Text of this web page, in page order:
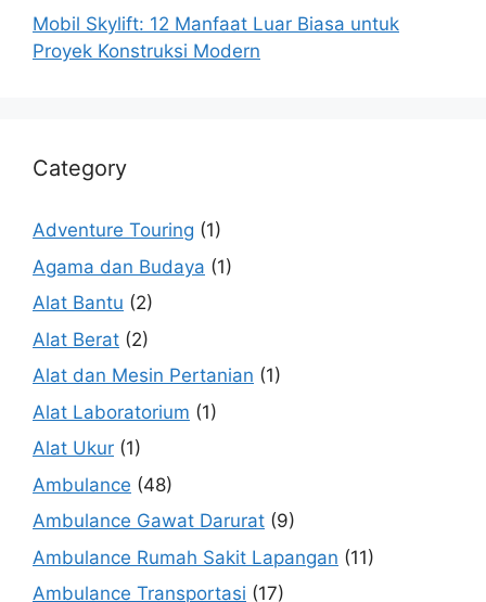
Mobil Skylift: 12 Manfaat Luar Biasa untuk
Proyek Konstruksi Modern
Category
Adventure Touring (1)
Agama dan Budaya (1)
Alat Bantu (2)
Alat Berat (2)
Alat dan Mesin Pertanian (1)
Alat Laboratorium (1)
Alat Ukur (1)
Ambulance (48)
Ambulance Gawat Darurat (9)
Ambulance Rumah Sakit Lapangan (11)
Ambulance Transportasi (17)